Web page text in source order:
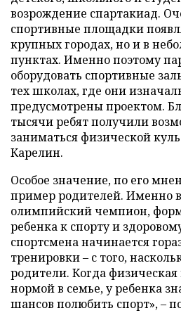
возрождение спартакиад.
спортивные площадки
крупных городах, но и в
пунктах. Именно поэтому
оборудовать спортивные
тех школах, где они
предусмотрены проектом.
тысячи ребят получили
заниматься физической
Карелин.
Особое значение, по его
пример родителей. Именно
олимпийский чемпион,
ребенка к спорту и
спортсмена начинается
тренировки – с того,
родители. Когда физическая
нормой в семье, у ребенка
шансов полюбить спорт», –